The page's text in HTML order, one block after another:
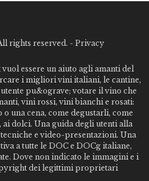
rights reserved. - Privacy
essere un aiuto agli amanti del
i migliori vini italiani, le cantine,
pu&ograve; votare il vino che
vini rossi, vini bianchi e rosati:
una cena, come degustarli, come
dolci. Una guida degli utenti alla
e video-presentazioni. Una
a tutte le DOC e DOCg italiane,
Dove non indicato le immagini e i
dei legittimi proprietari